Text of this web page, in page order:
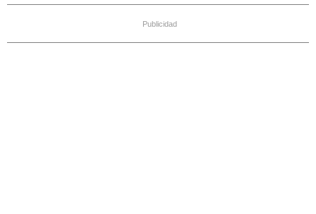
Publicidad